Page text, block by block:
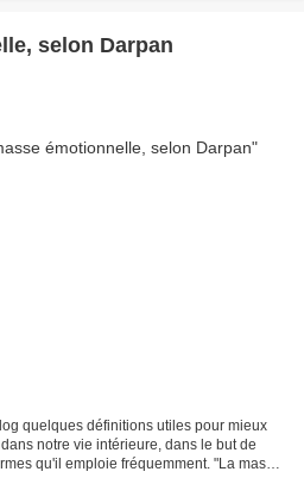
selon Darpan
quelques définitions utiles pour mieux
notre vie intérieure, dans le but de
qu'il emploie fréquemment. "La masse